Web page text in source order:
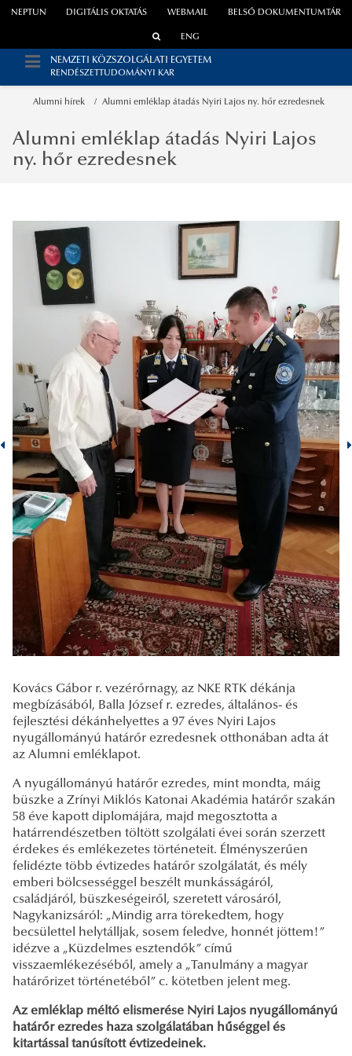
WEBMAIL
NEPTUN DIGITÁLIS OKTATÁS BELSŐ DOKUMENTUMTÁR
ENG
NEMZETI KÖZSZOLGÁLATI EGYETEM
RENDÉSZETTUDOMÁNYI KAR
Alumni hírek Alumni emléklap átadás Nyiri Lajos ny. hőr ezredesnek
Alumni emléklap átadás Nyiri Lajos
ny. hőr ezredesnek
Kovács Gábor r. vezérőrnagy, az NKE RTK dékánja
megbízásából, Balla József r. ezredes, általános- és
fejlesztési dékánhelyettes a 97 éves Nyiri Lajos
nyugállományú határőr ezredesnek otthonában adta át
az Alumni emléklapot.
A nyugállományú határőr ezredes, mint mondta, máig
büszke a Zrínyi Miklós Katonai Akadémia határőr szakán
58 éve kapott diplomájára, majd megosztotta a
határrendészetben töltött szolgálati évei során szerzett
érdekes és emlékezetes történeteit. Élményszerűen
felidézte több évtizedes határőr szolgálatát, és mély
emberi bölcsességgel beszélt munkásságáról,
családjáról, büszkeségeiről, szeretett városáról,
Nagykanizsáról: „Mindig arra törekedtem, hogy
becsülettel helytálljak, sosem feledve, honnét jöttem!”
idézve a „Küzdelmes esztendők” című
visszaemlékezéséből, amely a „Tanulmány a magyar
határőrizet történetéből” c. kötetben jelent meg.
Az emléklap méltó elismerése Nyiri Lajos nyugállományú
határőr ezredes haza szolgálatában hűséggel és
kitartással tanúsított évtizedeinek.